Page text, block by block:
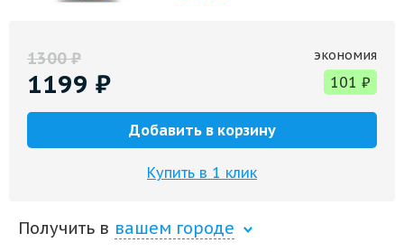
1300₽
1199 ₽
экономия
101 ₽
Добавить в корзину
Купить в 1 клик
Получить в вашем городе